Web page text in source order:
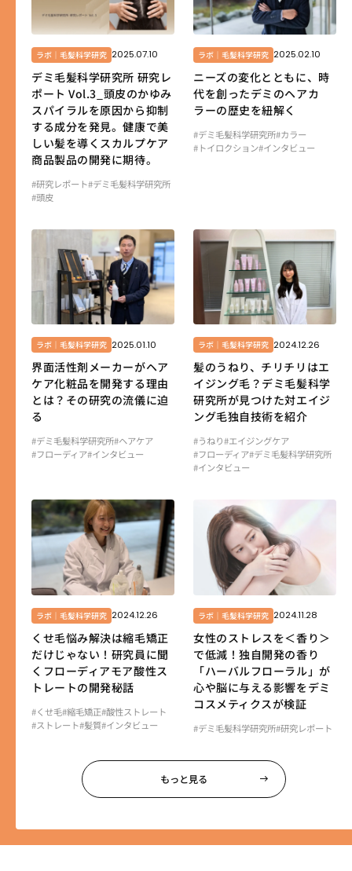
ラボ｜毛髪科学研究 2025.07.10
デミ毛髪科学研究所 研究レ
ポート Vol.3_頭皮のかゆみ
スパイラルを原因から抑制
する成分を発見。健康で美
しい髪を導くスカルプケア
商品製品の開発に期待。
#研究レポート#デミ毛髪科学研究所
#頭皮
ラボ｜毛髪科学研究 2025.02.10
ニーズの変化とともに、時
代を創ったデミのヘアカ
ラーの歴史を紐解く
#デミ毛髪科学研究所#カラー
#トイロクション#インタビュー
ラボ｜毛髪科学研究 2025.01.10
界面活性剤メーカーがヘア
ケア化粧品を開発する理由
とは？その研究の流儀に迫
る
#デミ毛髪科学研究所#ヘアケア
#フローディア#インタビュー
ラボ｜毛髪科学研究 2024.12.26
髪のうねり、チリチリはエ
イジング毛？デミ毛髪科学
研究所が見つけた対エイジ
ング毛独自技術を紹介
#うねり#エイジングケア
#フローディア#デミ毛髪科学研究所
#インタビュー
ラボ｜毛髪科学研究 2024.12.26
くせ毛悩み解決は縮毛矯正
だけじゃない！研究員に聞
くフローディアモア酸性ス
トレートの開発秘話
#くせ毛#縮毛矯正#酸性ストレート
#ストレート#髪質#インタビュー
ラボ｜毛髪科学研究 2024.11.28
女性のストレスを＜香り＞
で低減！独自開発の香り
「ハーバルフローラル」が
心や脳に与える影響をデミ
コスメティクスが検証
#デミ毛髪科学研究所#研究レポート
もっと見る